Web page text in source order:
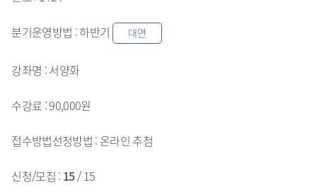
하반기 대면
서양화
90,000원
온라인 추첨
15/ 15